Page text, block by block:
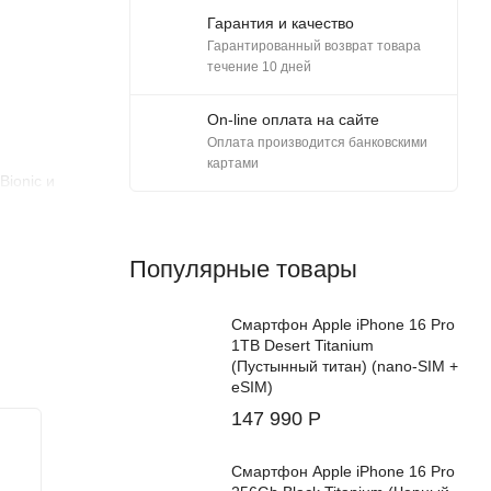
и
новому
Гарантия и качество
Гарантированный возврат товара
течение 10 дней
On-line оплата на сайте
Оплата производится банковскими
картами
Популярные товары
Смартфон Apple iPhone 16 Pro
1TB Desert Titanium
(Пустынный титан) (nano-SIM +
eSIM)
147 990 Р
Смартфон Apple iPhone 16 Pro